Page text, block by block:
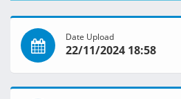
Date Upload
22/11/2024 18:58